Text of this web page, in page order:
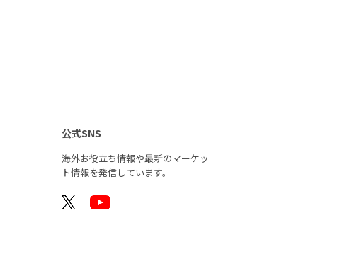
公式SNS
海外お役立ち情報や最新のマーケッ
ト情報を発信しています。